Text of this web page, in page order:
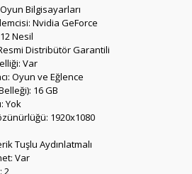
Bilgisayarları
Nvidia GeForce
Nesil
Distribütör Garantili
Var
Oyun ve Eğlence
16 GB
Yok
1920x1080
Tuşlu Aydınlatmalı
Var
2